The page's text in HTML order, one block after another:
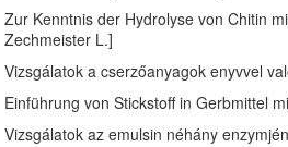
Zur Kenntnis der Hydrolyse von Chitin
Zechmeister L.]
Vizsgálatok a cserzőanyagok enyvvel
Einführung von Stickstoff in Gerbmittel
Vizsgálatok az emulsin néhány